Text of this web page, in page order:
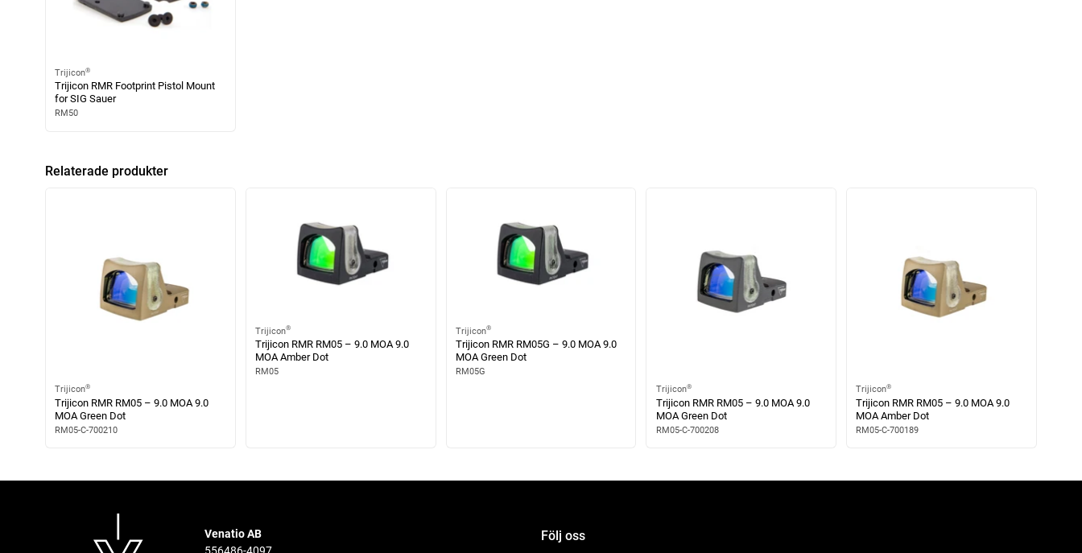
Trijicon®
Trijicon RMR Footprint Pistol Mount
for SIG Sauer
RM50
Relaterade produkter
Trijicon®
Trijicon RMR RM05 – 9.0 MOA 9.0
MOA Green Dot
RM05-C-700210
Trijicon®
Trijicon RMR RM05 – 9.0 MOA 9.0
MOA Amber Dot
RM05
Trijicon®
Trijicon RMR RM05G – 9.0 MOA 9.0
MOA Green Dot
RM05G
Trijicon®
Trijicon RMR RM05 – 9.0 MOA 9.0
MOA Green Dot
RM05-C-700208
Trijicon®
Trijicon RMR RM05 – 9.0 MOA 9.0
MOA Amber Dot
RM05-C-700189
Venatio AB
Följ oss